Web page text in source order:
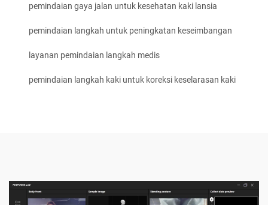
pemindaian gaya jalan untuk kesehatan kaki lansia
pemindaian langkah untuk peningkatan keseimbangan
layanan pemindaian langkah medis
pemindaian langkah kaki untuk koreksi keselarasan kaki